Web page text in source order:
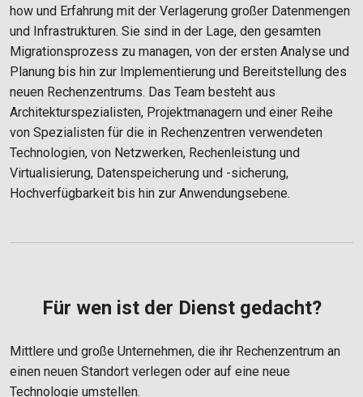
how und Erfahrung mit der Verlagerung großer Datenmengen
und Infrastrukturen. Sie sind in der Lage, den gesamten
Migrationsprozess zu managen, von der ersten Analyse und
Planung bis hin zur Implementierung und Bereitstellung des
neuen Rechenzentrums. Das Team besteht aus
Architekturspezialisten, Projektmanagern und einer Reihe
von Spezialisten für die in Rechenzentren verwendeten
Technologien, von Netzwerken, Rechenleistung und
Virtualisierung, Datenspeicherung und -sicherung,
Hochverfügbarkeit bis hin zur Anwendungsebene.
Für wen ist der Dienst gedacht?
Mittlere und große Unternehmen, die ihr Rechenzentrum an
einen neuen Standort verlegen oder auf eine neue
Technologie umstellen.